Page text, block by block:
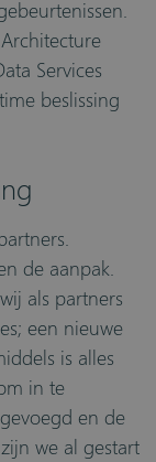
Services
beslissing
de aanpak.
als partners
een nieuwe
is alles
in te
en de
we al gestart